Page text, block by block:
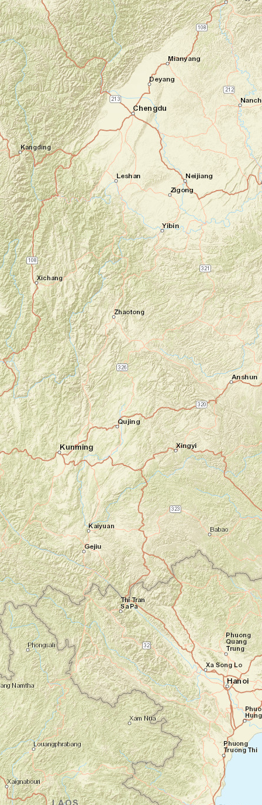
Jour 1
Bienvenue au Cambodge !
Aéroport de Phnom Penh - Phnom
Penh
À votre arrivée à l'aéroport, vous êtes
accueilli par un chauffeur local puis
accompagné en voiture privée jusqu'à votre
hôtel au cœur de Phnom Penh. Ce premier
trajet vous permet d'avoir un aperçu de la
capitale, une ville pleine de vie et de
surprises. Après un moment de détente à
votre hôtel, vous voilà prêt à y faire vos
premiers pas en toute liberté ou à vous
reposer dans la chambre de votre hôtel. En
fin de journée, vous avez la possibilité de
vous offrir un tour en bateau en famille sur
la rivière Tonlé Sap jusqu'à l'embouchure du
Mékong. Une première immersion toute en
douceur !
Nuit à l'hôtel
Jour 2
Visite guidée de Phnom Penh
Phnom Penh
En compagnie d'un guide local, vous partez
juste après le petit-déjeuner à la
découverte de Phnom Penh. Impossible de
faire le tour de la capitale en un jour, mais
ce premier aperçu vous permet de faire le
tour de ses incontournables, et notamment
du quai Sisowath, l'équivalent cambodgien de
la Promenade des Anglais à Nice. Après
cette agréable balade, vous découvrez les
autres monuments emblématiques de la
capitale : le Palais Royal, le Musée National,
le marché Russe ainsi que l’ancienne prison
khmère rouge. Après un déjeuner local dans
un restaurant authentique, vous terminez
cette première journée de découverte en
beauté. Au Lounge-bar Eclypse, sur la
terrasse d’une des plus hautes tours de la
ville, vous vous offrez un savoureux cocktail
face à une vue panoramique sur Phnom
Penh. Les enfants adorent ! Une excellente
façon de clôturer votre passage dans cette
ville effrénée.